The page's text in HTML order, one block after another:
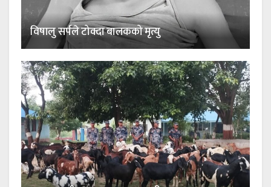
विषालु सर्पले टोक्दा बालकको मृत्यु